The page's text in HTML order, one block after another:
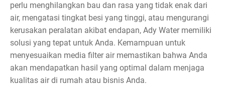
perlu menghilangkan bau dan rasa yang tidak enak dari
air, mengatasi tingkat besi yang tinggi, atau mengurangi
kerusakan peralatan akibat endapan, Ady Water memiliki
solusi yang tepat untuk Anda. Kemampuan untuk
menyesuaikan media filter air memastikan bahwa Anda
akan mendapatkan hasil yang optimal dalam menjaga
kualitas air di rumah atau bisnis Anda.